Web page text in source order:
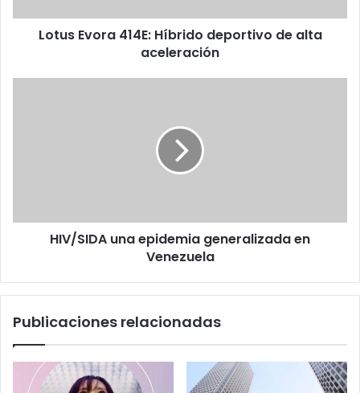
Lotus Evora 414E: Híbrido deportivo de alta
aceleración
HIV/SIDA una epidemia generalizada en
Venezuela
Publicaciones relacionadas